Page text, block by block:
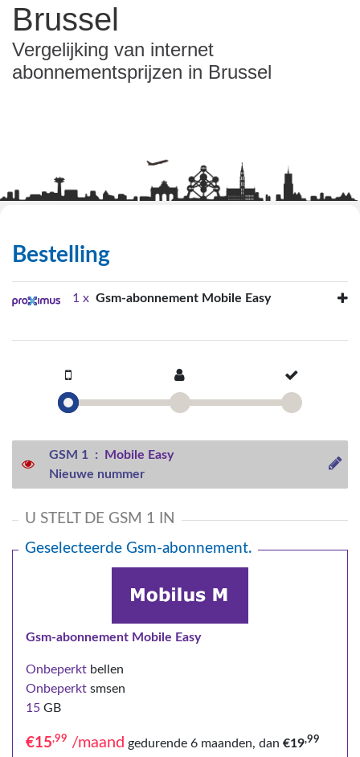
Brussel
Vergelijking van internet
abonnementsprijzen in Brussel
Bestelling
1 x Gsm-abonnement Mobile Easy
GSM 1 :
Mobile Easy
Nieuwe nummer
U STELT DE GSM 1 IN
Geselecteerde Gsm-abonnement.
Gsm-abonnement Mobile Easy
Onbeperkt bellen
Onbeperkt smsen
15 GB
€15,99 /maand gedurende 6 maanden, dan €19,99